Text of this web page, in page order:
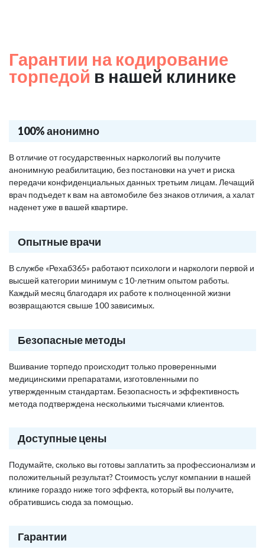
Гарантии на кодирование
торпедой в нашей клинике
100% анонимно
В отличие от государственных наркологий вы получите
анонимную реабилитацию, без постановки на учет и риска
передачи конфиденциальных данных третьим лицам. Лечащий
врач подъедет к вам на автомобиле без знаков отличия, а халат
наденет уже в вашей квартире.
Опытные врачи
В службе «Рехаб365» работают психологи и наркологи первой и
высшей категории минимум с 10-летним опытом работы.
Каждый месяц благодаря их работе к полноценной жизни
возвращаются свыше 100 зависимых.
Безопасные методы
Вшивание торпедо происходит только проверенными
медицинскими препаратами, изготовленными по
утвержденным стандартам. Безопасность и эффективность
метода подтверждена несколькими тысячами клиентов.
Доступные цены
Подумайте, сколько вы готовы заплатить за профессионализм и
положительный результат? Стоимость услуг компании в нашей
клинике гораздо ниже того эффекта, который вы получите,
обратившись сюда за помощью.
Гарантии